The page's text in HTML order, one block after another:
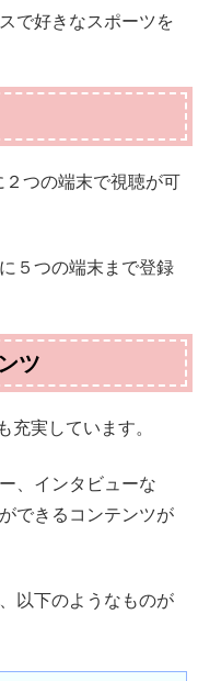
で好きなスポーツを
つの端末で視聴が可
５つの端末まで登録
ツ
充実しています。
、インタビューな
できるコンテンツが
以下のようなものが